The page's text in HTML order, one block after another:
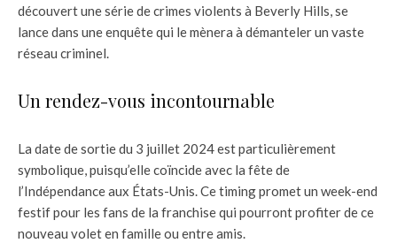
découvert une série de crimes violents à Beverly Hills, se
lance dans une enquête qui le mènera à démanteler un vaste
réseau criminel.
Un rendez-vous incontournable
La date de sortie du 3 juillet 2024 est particulièrement
symbolique, puisqu’elle coïncide avec la fête de
l’Indépendance aux États-Unis. Ce timing promet un week-end
festif pour les fans de la franchise qui pourront profiter de ce
nouveau volet en famille ou entre amis.